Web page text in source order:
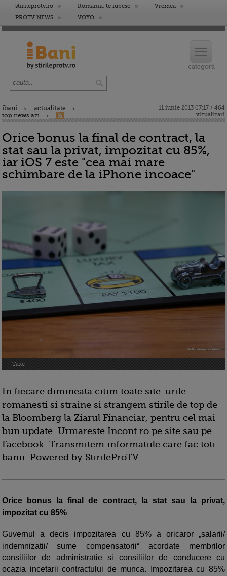
stirileprotv.ro Romania, te iubesc
Vremea
PROTV NEWS
VOYO
ibani
actualitate
top news azi
11 iunie 2013 07:17 / 464
vizualizari
Orice bonus la final de contract, la
stat sau la privat, impozitat cu 85%,
iar iOS 7 este "cea mai mare
schimbare de la iPhone incoace"
Taxe
In fiecare dimineata citim toate site-urile
romanesti si straine si strangem stirile de top de
la Bloomberg la Ziarul Financiar, pentru cel mai
bun update. Urmareste Incont.ro pe site sau pe
Facebook. Transmitem informatiile care fac toti
banii. Powered by StirileProTV.
Orice bonus la final de contract, la stat sau la privat,
impozitat cu 85%
Guvernul a decis impozitarea cu 85% a oricaror „salarii/
indemnizatii/ sume compensatorii“ acordate membrilor
consiliilor de administratie si consiliilor de conducere cu
ocazia incetarii contractului de munca. Impozitarea cu 85%